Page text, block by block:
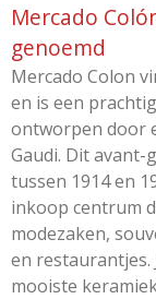
Mercado
genoemd
Mercado Colon
en is een
ontworpen door
Gaudi. Dit
tussen 1914 en
inkoop centrum
modezaken,
en restaurantjes.
mooiste